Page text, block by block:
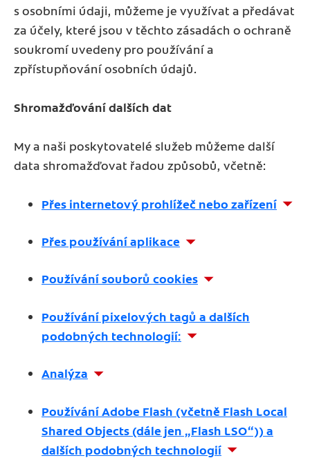
s osobními údaji, můžeme je využívat a předávat
za účely, které jsou v těchto zásadách o ochraně
soukromí uvedeny pro používání a
zpřístupňování osobních údajů.
Shromažďování dalších dat
My a naši poskytovatelé služeb můžeme další
data shromažďovat řadou způsobů, včetně:
Přes internetový prohlížeč nebo zařízení
Přes používání aplikace
Používání souborů cookies
Používání pixelových tagů a dalších
podobných technologií:
Analýza
Používání Adobe Flash (včetně Flash Local
Shared Objects (dále jen „Flash LSO“)) a
dalších podobných technologií